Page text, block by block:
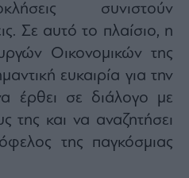
συνιστούν
Σε αυτό το πλαίσιο, η
Οικονομικών της
ευκαιρία για την
έρθει σε διάλογο με
της και να αναζητήσει
της παγκόσμιας